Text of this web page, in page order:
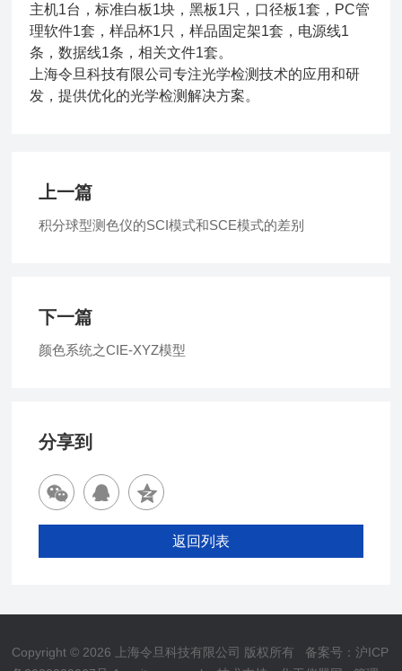
主机1台，标准白板1块，黑板1只，口径板1套，PC管
理软件1套，样品杯1只，样品固定架1套，电源线1
条，数据线1条，相关文件1套。
上海令旦科技有限公司专注光学检测技术的应用和研
发，提供优化的光学检测解决方案。
上一篇
积分球型测色仪的SCI模式和SCE模式的差别
下一篇
颜色系统之CIE-XYZ模型
分享到
返回列表
Copyright © 2026 上海令旦科技有限公司 版权所有 备案号：沪ICP